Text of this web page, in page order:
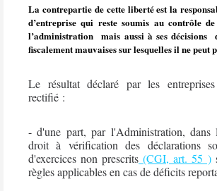
La contrepartie de cette liberté est la
d’entreprise qui reste soumis au contrôle
l’administration mais aussi à ses décisions
fiscalement mauvaises sur lesquelles il ne peut
Le résultat déclaré par les
rectifié :
- d'une part, par l'Administration, dans
droit à vérification des déclarations
d'exercices non prescrits (CGI, art. 55 )
règles applicables en cas de déficits